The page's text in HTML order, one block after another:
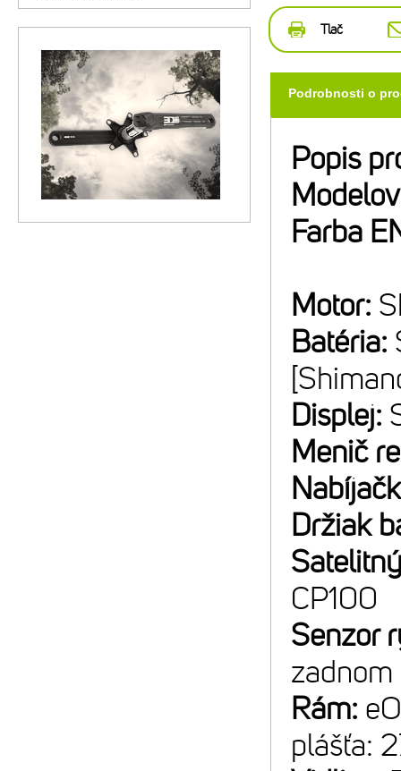
Tlač
Podrobnosti o
Popis
Farba
Motor:
Batéria:
Displej:
Menič
Držiak
CP100
Senzor
Rám:
plášťa: